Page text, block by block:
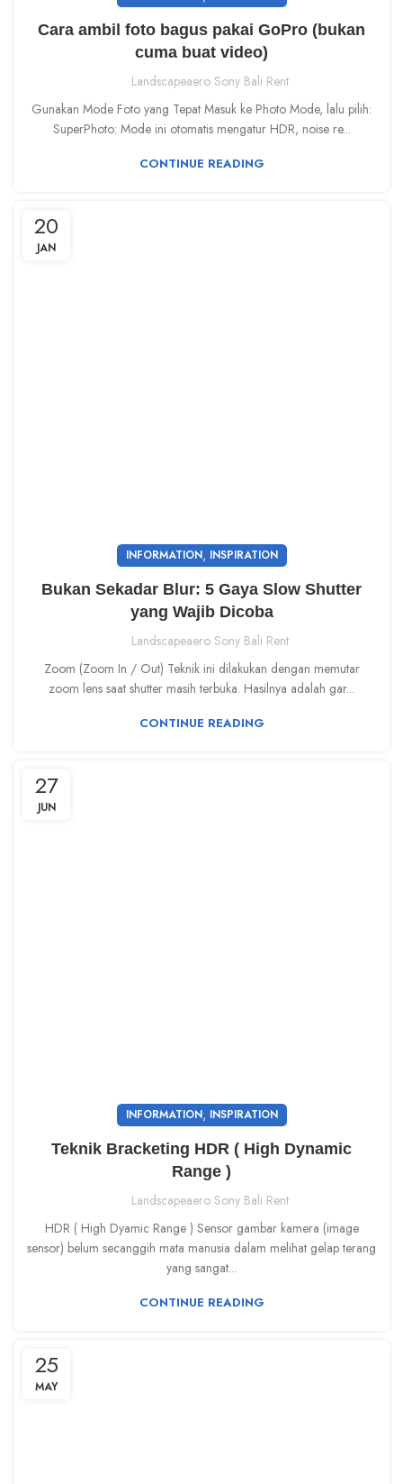
Cara ambil foto bagus pakai GoPro (bukan
cuma buat video)
Landscapeaero Sony Bali Rent
Gunakan Mode Foto yang Tepat Masuk ke Photo Mode, lalu pilih:
SuperPhoto: Mode ini otomatis mengatur HDR, noise re...
CONTINUE READING
20
JAN
INFORMATION, INSPIRATION
Bukan Sekadar Blur: 5 Gaya Slow Shutter
yang Wajib Dicoba
Landscapeaero Sony Bali Rent
Zoom (Zoom In / Out) Teknik ini dilakukan dengan memutar
zoom lens saat shutter masih terbuka. Hasilnya adalah gar...
CONTINUE READING
27
JUN
INFORMATION, INSPIRATION
Teknik Bracketing HDR ( High Dynamic
Range )
Landscapeaero Sony Bali Rent
HDR ( High Dyamic Range ) Sensor gambar kamera (image
sensor) belum secanggih mata manusia dalam melihat gelap terang
yang sangat...
CONTINUE READING
25
MAY